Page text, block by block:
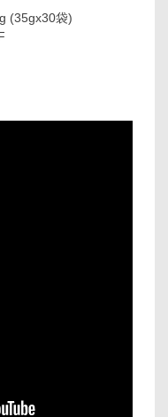
(35gx30袋)